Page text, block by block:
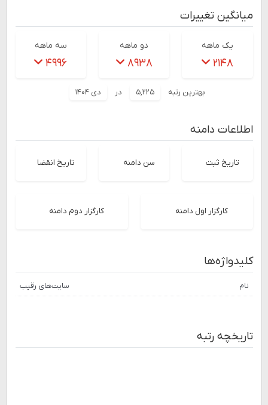
میانگین تغییرات
یک ماهه
۲۱۴۸
دو ماهه
۸۹۳۸
سه ماهه
۴۹۹۶
بهترین رتبه ۵,۲۲۵ در دی ۱۴۰۴
اطلاعات دامنه
تاریخ ثبت سن دامنه تاریخ انقضا
کارگزار اول دامنه کارگزار دوم دامنه
کلیدواژه‌ها
نام سایت‌های رقیب
تاریخچه رتبه